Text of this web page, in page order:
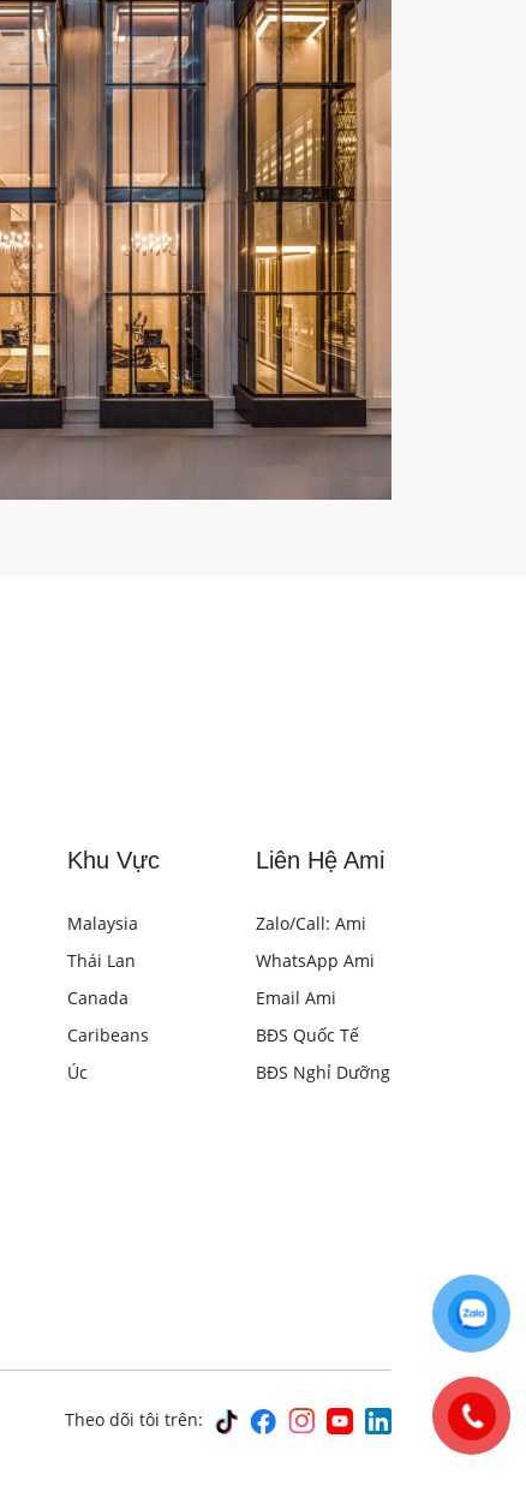
Khu Vực
Malaysia
Thái Lan
Canada
Caribeans
Úc
Liên Hệ Ami
Zalo/Call: Ami
WhatsApp Ami
Email Ami
BĐS Quốc Tế
BĐS Nghỉ Dưỡng
Theo dõi tôi trên: